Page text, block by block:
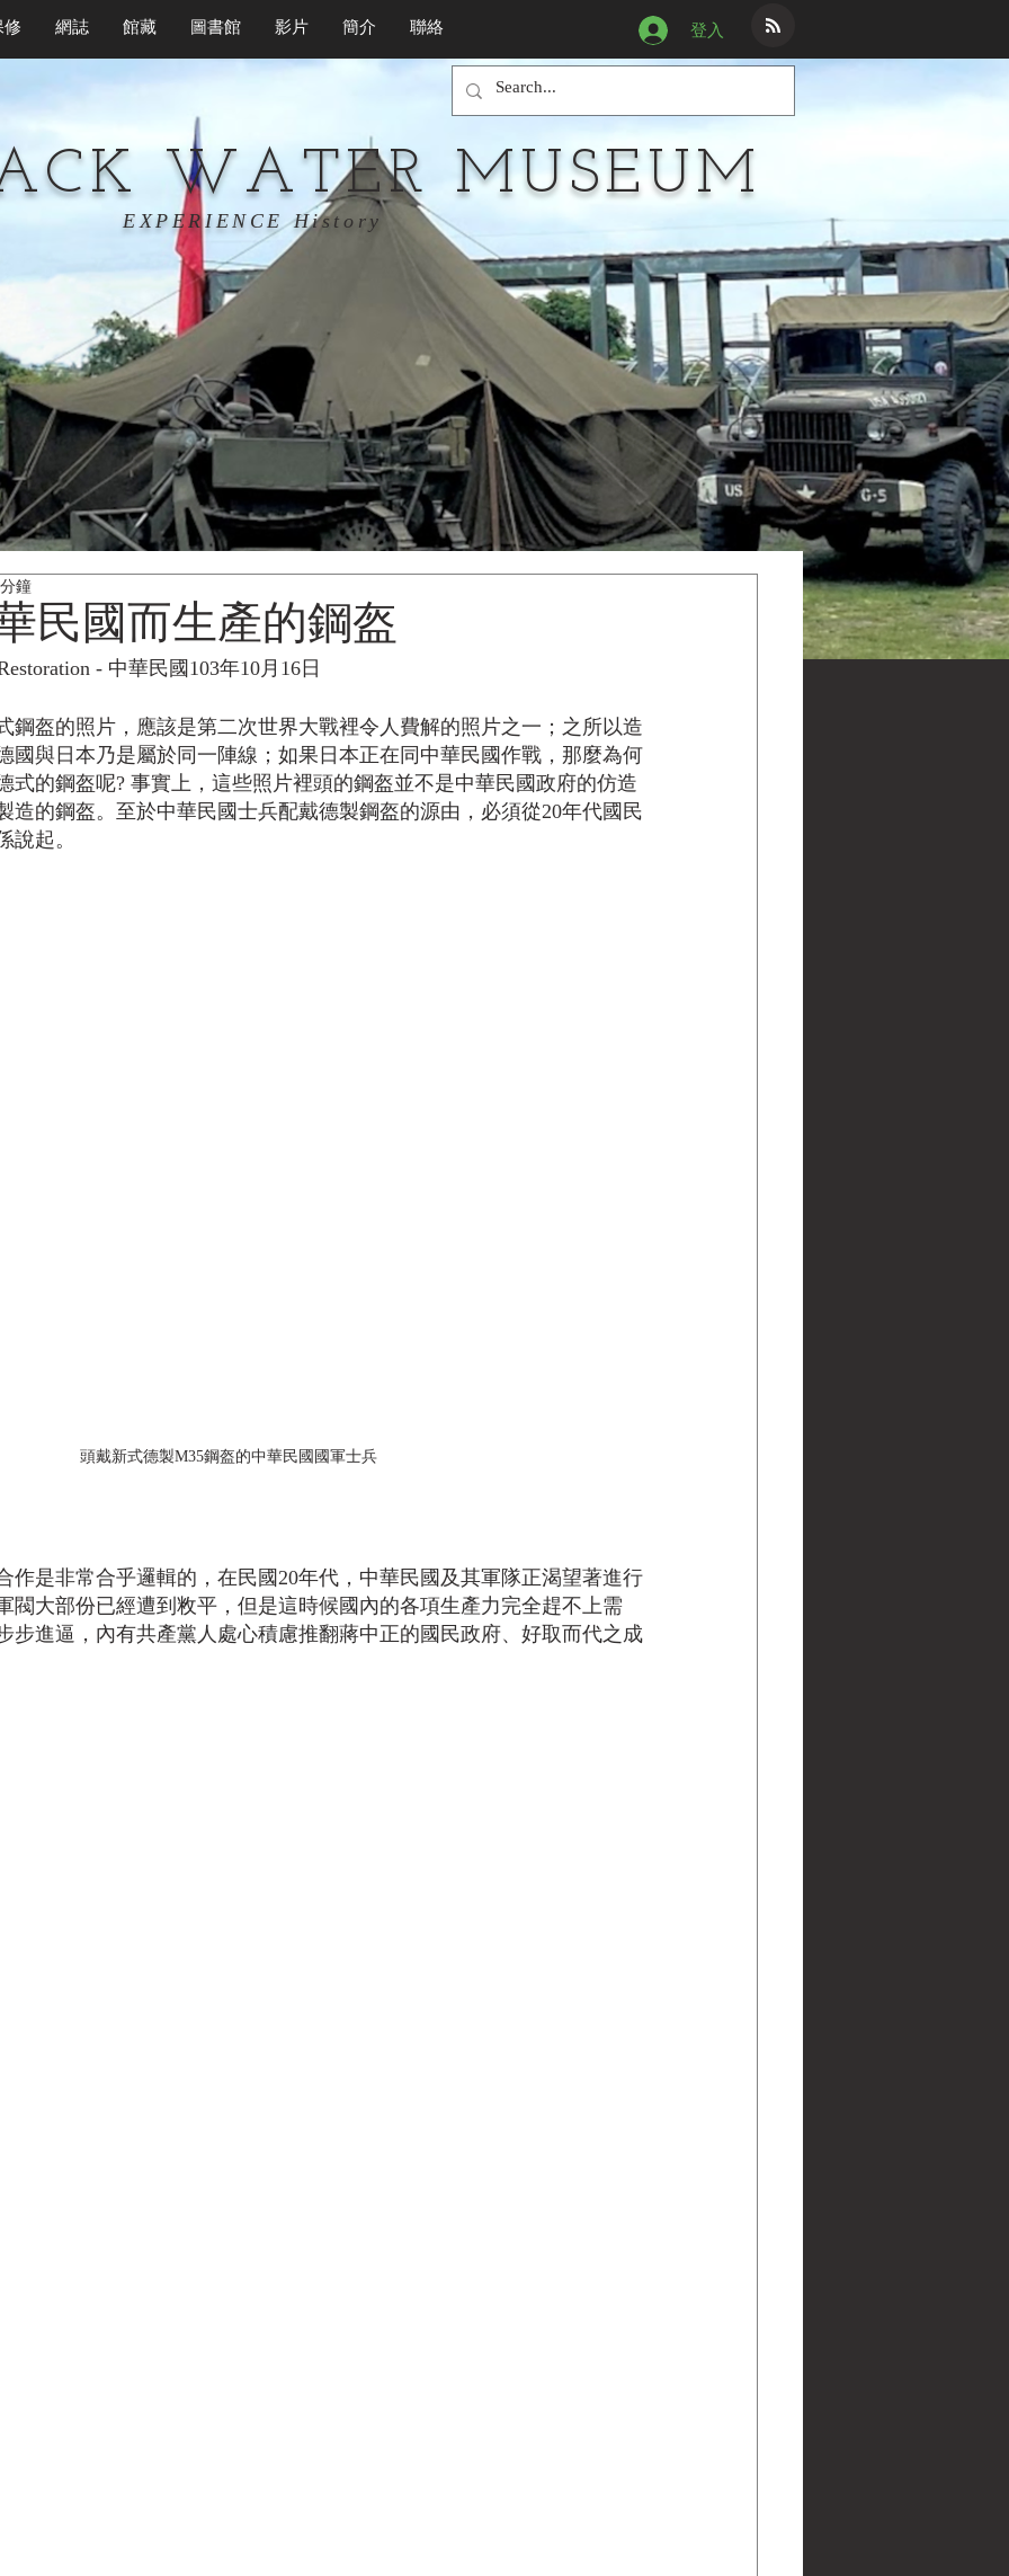
修 網誌 館藏 圖書館 影片 簡介 聯絡 登入
WATER MUSEUM
EXPERIENCE History
民國而生產的鋼盔
鐘
- 中華民國103年10月16日
鋼盔的照片，應該是第二次世界大戰裡令人費解的照片之一；之所以造
國與日本乃是屬於同一陣線；如果日本正在同中華民國作戰，那麼為何
式的鋼盔呢? 事實上，這些照片裡頭的鋼盔並不是中華民國政府的仿造
造的鋼盔。至於中華民國士兵配戴德製鋼盔的源由，必須從20年代國民
說起。
頭戴新式德製M35鋼盔的中華民國國軍士兵
作是非常合乎邏輯的，在民國20年代，中華民國及其軍隊正渴望著進行
閥大部份已經遭到敉平，但是這時候國內的各項生產力完全趕不上需
步進逼，內有共產黨人處心積慮推翻蔣中正的國民政府、好取而代之成